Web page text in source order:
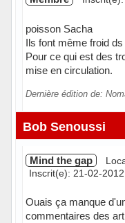
poisson Sacha
Ils font même froid
Pour ce qui est des
mise en circulation.
Dernière édition de:
Hors ligne
Bob Senoussi
Mind the gap
Inscrit(e): 21-02-2012
Ouais ça manque
commentaires des